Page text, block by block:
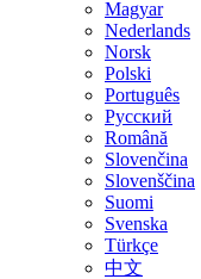
Magyar
Nederlands
Norsk
Polski
Português
Русский
Română
Slovenčina
Slovenščina
Suomi
Svenska
Türkçe
中文